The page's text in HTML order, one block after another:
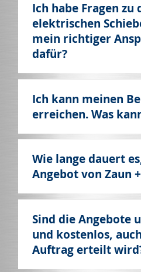
Ich habe Fragen zu
elektrischen
mein richtiger
dafür?
Ich kann meinen
erreichen. Was
Wie lange dauert
Angebot von Zaun
Sind die Angebote
und kostenlos,
Auftrag erteilt